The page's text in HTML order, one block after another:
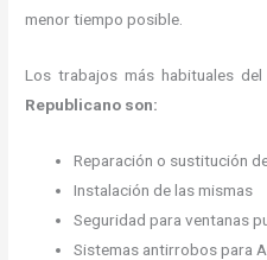
menor tiempo posible.
Los trabajos más habituales del
Republicano son:
Reparación o sustitución
Instalación de las mismas
Seguridad para ventanas
Sistemas antirrobos para